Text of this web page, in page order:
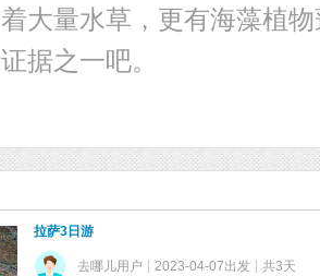
着大量水草，更有海藻植
证据之一吧。
拉萨3日游
去哪儿用户 2023-04-07出发 共3天